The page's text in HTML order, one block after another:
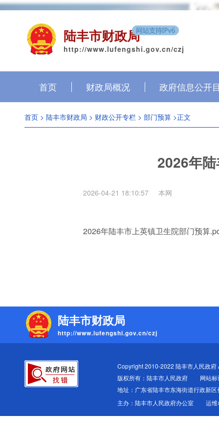
陆丰市财政局
http://www.lufengshi.gov.cn/czj
首页 财政局概况 政府信息公开
首页 > 陆丰市财政局 > 财政公开专栏 > 部门预算 >正文
2026年
2026-04-21 18:10:57 本网
2026年陆丰市上英镇卫生院部门预算
陆丰市财政局
http://www.lufengshi.gov.cn/czj
Copyright 2010-2022 陆丰市人民政
版权所有：陆丰市人民政府
网站
地址：广东省陆丰市东海街道行政新
主办：陆丰市人民政府办公室
运维